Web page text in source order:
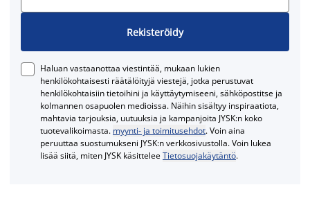
Rekisteröidy
Haluan vastaanottaa viestintää, mukaan lukien
henkilökohtaisesti räätälöityjä viestejä, jotka perustuvat
henkilökohtaisiin tietoihini ja käyttäytymiseeni, sähköpostitse ja
kolmannen osapuolen medioissa. Näihin sisältyy inspiraatiota,
mahtavia tarjouksia, uutuuksia ja kampanjoita JYSK:n koko
tuotevalikoimasta. myynti- ja toimitusehdot. Voin aina
peruuttaa suostumukseni JYSK:n verkkosivustolla. Voin lukea
lisää siitä, miten JYSK käsitteleeTietosuojakäytäntö.